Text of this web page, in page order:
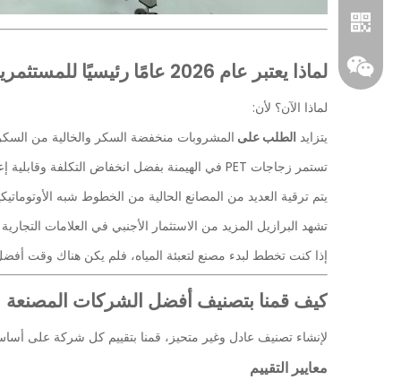
لماذا يعتبر عام 2026 عامًا رئيسيًا للمستثمرين الجدد؟
لماذا الآن؟ لأن:
يتزايد الطلب على المشروبات منخفضة السكر والخالية من
تستمر زجاجات PET في الهيمنة بفضل انخفاض التكلفة وقابلية إعادة التدوير.
يتم ترقية العديد من المصانع الحالية من الخطوط شبه
تشهد البرازيل المزيد من الاستثمار الأجنبي في العلامات التجارية
إذا كنت تخطط لبدء مصنع لتعبئة المياه، فلم يكن هناك وقت
كيف قمنا بتصنيف أفضل الشركات المصنعة
لإنشاء تصنيف عادل وغير متحيز، قمنا بتقييم كل شركة على
معايير التقييم
واتساب
ويشات